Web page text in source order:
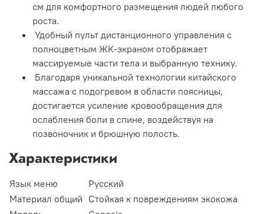
см для комфортного размещения людей любого
роста.
Удобный пульт дистанционного управления с
полноцветным ЖК-экраном отображает
массируемые части тела и выбранную технику.
Благодаря уникальной технологии китайского
массажа с подогревом в области поясницы,
достигается усиление кровообращения для
ослабления боли в спине, воздействуя на
позвоночник и брюшную полость.
Характеристики
Язык меню
Русский
Материал общий Стойкая к повреждениям экокожа